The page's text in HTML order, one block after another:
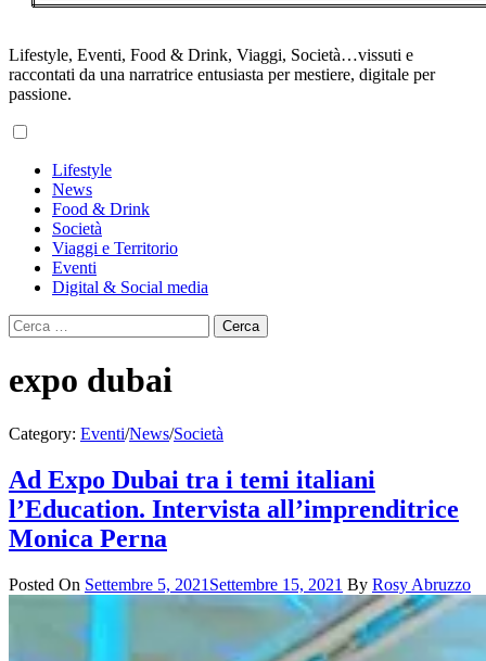
Lifestyle, Eventi, Food & Drink, Viaggi, Società…vissuti e
raccontati da una narratrice entusiasta per mestiere, digitale per
passione.
Menu
Lifestyle
News
Food & Drink
Società
Viaggi e Territorio
Eventi
Digital & Social media
Ricerca
per:
expo dubai
Category: Eventi/News/Società
Ad Expo Dubai tra i temi italiani
l’Education. Intervista all’imprenditrice
Monica Perna
Posted On Settembre 5, 2021 Settembre 15, 2021 By Rosy Abruzzo